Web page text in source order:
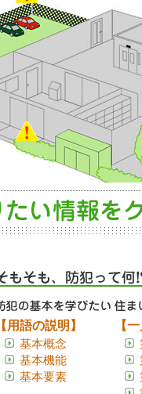
【用語の説明】
基本概念
基本機能
基本要素
【